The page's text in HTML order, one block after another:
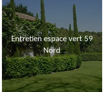
Entretien espace vert 59
Nord